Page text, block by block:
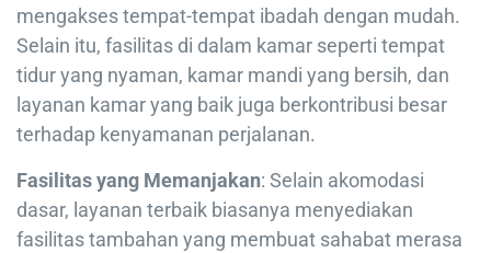
mengakses tempat-tempat ibadah dengan mudah.
Selain itu, fasilitas di dalam kamar seperti tempat
tidur yang nyaman, kamar mandi yang bersih, dan
layanan kamar yang baik juga berkontribusi besar
terhadap kenyamanan perjalanan.
Fasilitas yang Memanjakan: Selain akomodasi
dasar, layanan terbaik biasanya menyediakan
fasilitas tambahan yang membuat sahabat merasa